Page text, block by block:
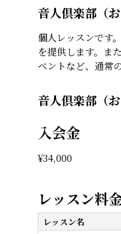
音人倶楽部（
個人レッスンです
を提供します。ま
ベントなど、通常
音人倶楽部（
入会金
¥34,000
レッスン料
レッスン名